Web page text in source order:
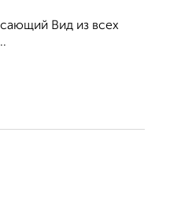
Вид из всех